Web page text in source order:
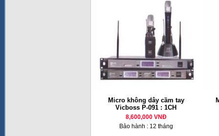
Micro không dây cầm tay
Vicboss P-091 : 1CH
8,600,000 VNĐ
Bảo hành : 12 tháng